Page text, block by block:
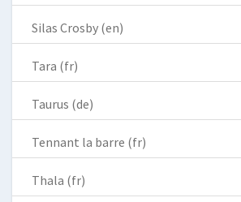
Silas Crosby (en)
Tara (fr)
Taurus (de)
Tennant la barre (fr)
Thala (fr)